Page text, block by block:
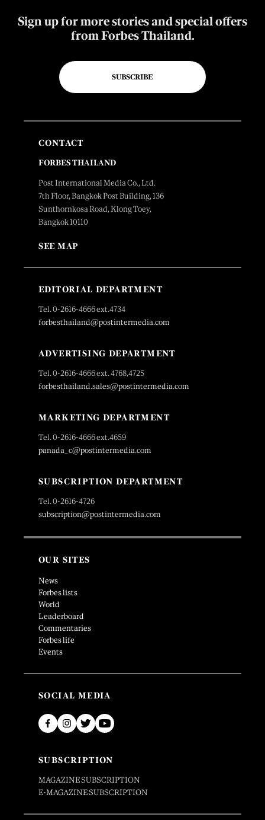
Sign up for more stories and special offers
from Forbes Thailand.
SUBSCRIBE
CONTACT
FORBES THAILAND
Post International Media Co., Ltd.
7th Floor, Bangkok Post Building, 136
Sunthornkosa Road, Klong Toey,
Bangkok 10110
SEE MAP
EDITORIAL DEPARTMENT
Tel. 0-2616-4666 ext.4734
forbesthailand@postintermedia.com
ADVERTISING DEPARTMENT
Tel. 0-2616-4666 ext. 4768,4725
forbesthailand.sales@postintermedia.com
MARKETING DEPARTMENT
Tel. 0-2616-4666 ext.4659
panada_c@postintermedia.com
SUBSCRIPTION DEPARTMENT
Tel. 0-2616-4726
subscription@postintermedia.com
OUR SITES
News
Forbes lists
World
Leaderboard
Commentaries
Forbes life
Events
SOCIAL MEDIA
SUBSCRIPTION
MAGAZINE SUBSCRIPTION
E-MAGAZINE SUBSCRIPTION